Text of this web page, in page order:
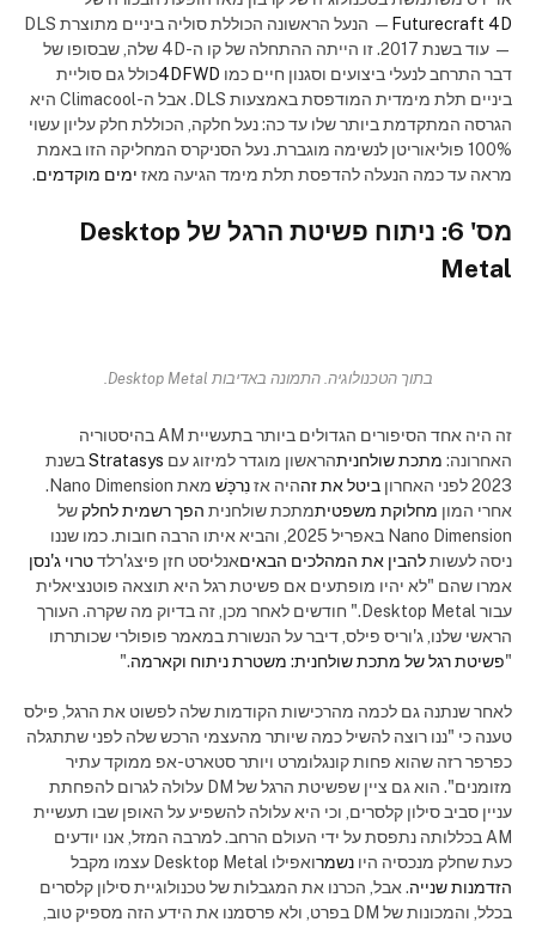
Futurecraft 4D
— הנעל הראשונה הכוללת סוליה ביניים מתוצרת DLS
— עוד בשנת 2017. זו הייתה ההתחלה של קו ה-4D שלה, שבסופו של
דבר התרחב לנעלי ביצועים וסגנון חיים כמו 4DFWDכולל גם סוליית
ביניים תלת מימדית המודפסת באמצעות DLS. אבל ה-Climacool היא
הגרסה המתקדמת ביותר שלו עד כה: נעל חלקה, הכוללת חלק עליון עשוי
100% פוליאוריטן לנשימה מוגברת. נעל הסניקרס המחליקה הזו באמת
מראה עד כמה הנעלה להדפסת תלת מימד הגיעה מאז ימים מוקדמים.
מס' 6: ניתוח פשיטת הרגל של Desktop
Metal
בתוך הטכנולוגיה. התמונה באדיבות Desktop Metal.
זה היה אחד הסיפורים הגדולים ביותר בתעשיית AM בהיסטוריה
האחרונה: מתכת שולחניתהראשון מוגדר למיזוג עם Stratasysבשנת
2023 לפני האחרון
ביטל את זההיה אזנִרכָּשׁ
מאת Nano Dimension.
אחרי המון מחלוקת משפטיתמתכת שולחנית הפך רשמית לחלקשל
Nano Dimension באפריל 2025, והביא איתו הרבה חובות. כמו שננו
ניסה לעשותלהבין את המהלכים הבאיםאנליסט חזן פיצג'רלדטרוי ג'נסן
אמרו שהם "לא יהיו מופתעים אם פשיטת רגל היא תוצאה פוטנציאלית
עבור Desktop Metal." חודשים לאחר מכן, זה בדיוק מה שקרה. העורך
הראשי שלנו, ג'וריס פילס, דיבר על הנשורת במאמר פופולרי שכותרתו
"פשיטת רגל של מתכת שולחנית: משטרת ניתוח וקארמה."
לאחר שנתנה גם לכמה מהרכישות הקודמות שלה לפשוט את הרגל, פילס
טענה כי "ננו רוצה להשיל כמה שיותר מהעצמי הרכש שלה לפני שתתגלה
כפרפר רזה שהוא פחות קונגלומרט ויותר סטארט-אפ ממוקד עתיר
מזומנים". הוא גם ציין שפשיטת הרגל של DM עלולה לגרום להפחתת
עניין סביב סילון קלסרים, וכי היא עלולה להשפיע על האופן שבו תעשיית
AM בכללותה נתפסת על ידי העולם הרחב. למרבה המזל, אנו יודעים
כעת שחלק מנכסיה היו נשמרואפילו Desktop Metal עצמו מקבל
הזדמנות שנייה. אבל, הכרנו את המגבלות של טכנולוגיית סילון קלסרים
בכלל, והמכונות של DM בפרט, ולא פרסמנו את הידע הזה מספיק טוב,